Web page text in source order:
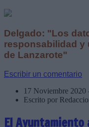
Delgado: "Los
responsabilidad y
de Lanzarote"
Escribir un comentario
17 Noviembre 2020
Escrito por
El